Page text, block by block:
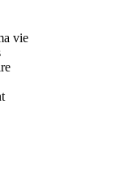
vie